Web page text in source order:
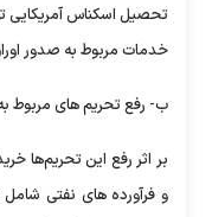
تحصیل اسکناس آمریکایی
خدمات مربوط به صدور
ب- رفع تحریم های مربوط
بر اثر رفع این تحریم‌ها
و فرآورده های نفتی